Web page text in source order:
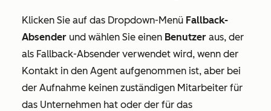
Klicken Sie auf das Dropdown-Menü Fallback-
Absender und wählen Sie einen Benutzer aus, der
als Fallback-Absender verwendet wird, wenn der
Kontakt in den Agent aufgenommen ist, aber bei
der Aufnahme keinen zuständigen Mitarbeiter für
das Unternehmen hat oder der für das